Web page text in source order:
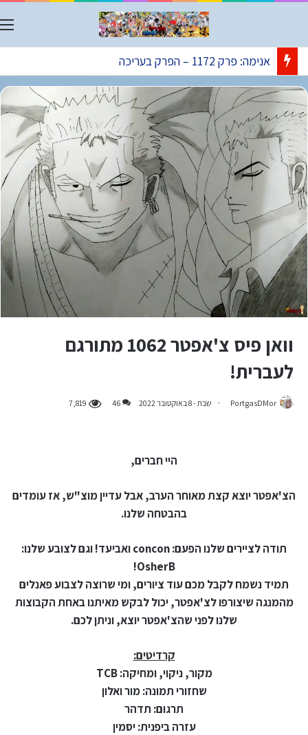
אנימה: פרק 1172 – הפרק בעריכה
וואן פיס צ'אפטר 1062 מתורגם
לעברית!
PortgasDMor שבת - 8 באוקטובר 2022 46
7,819
היי חברים,
הצ'אפטר יוצא קצת מאוחר הערב, אבל עדיין מוצ"ש, אז עומדים
בהבטחה שלנו.
תודה לציירים שלנו הפעם: concon ואביעד! וגם לצובע שלנו:
OsherB!
תמיד נשמח לקבל מכם עוד ציורים, ומי שרוצה לצבוע פאנלים
מהמנגה שיצורפו לצ'אפטר, יכול לבקש מאיתנו באחת הקבוצות
שלנו לפני שהצ'אפטר יוצא, וניתן לכם.
קרדיטים:
מקור, ניקוי, ומחיקה: TCB
שחזורי תמונה: מור ואלון
תרגום: תדהר
עזרה ביפנית: יסמין